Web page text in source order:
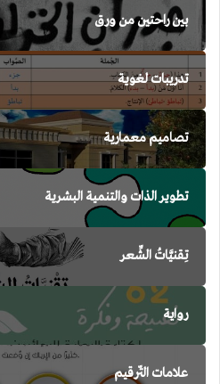
بين راحتين من ورق
تدريبات لغوية
تصاميم معمارية
تطوير الذات والتنمية البشرية
تِقنيَّاتُ الشِّعر
رواية
علامات التّرقيم